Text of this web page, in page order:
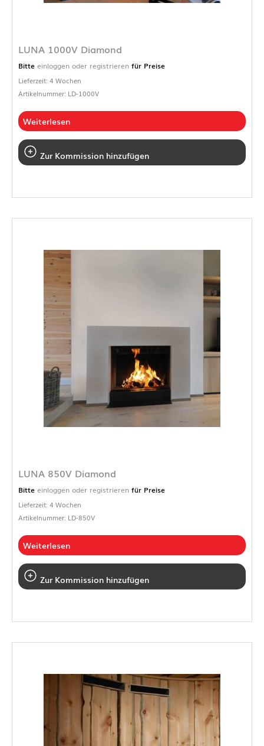
LUNA 1000V Diamond
Bitte einloggen oder registrieren für Preise
Lieferzeit: 4 Wochen
Artikelnummer: LD-1000V
Weiterlesen
Zur Kommission hinzufügen
LUNA 850V Diamond
Bitte einloggen oder registrieren für Preise
Lieferzeit: 4 Wochen
Artikelnummer: LD-850V
Weiterlesen
Zur Kommission hinzufügen